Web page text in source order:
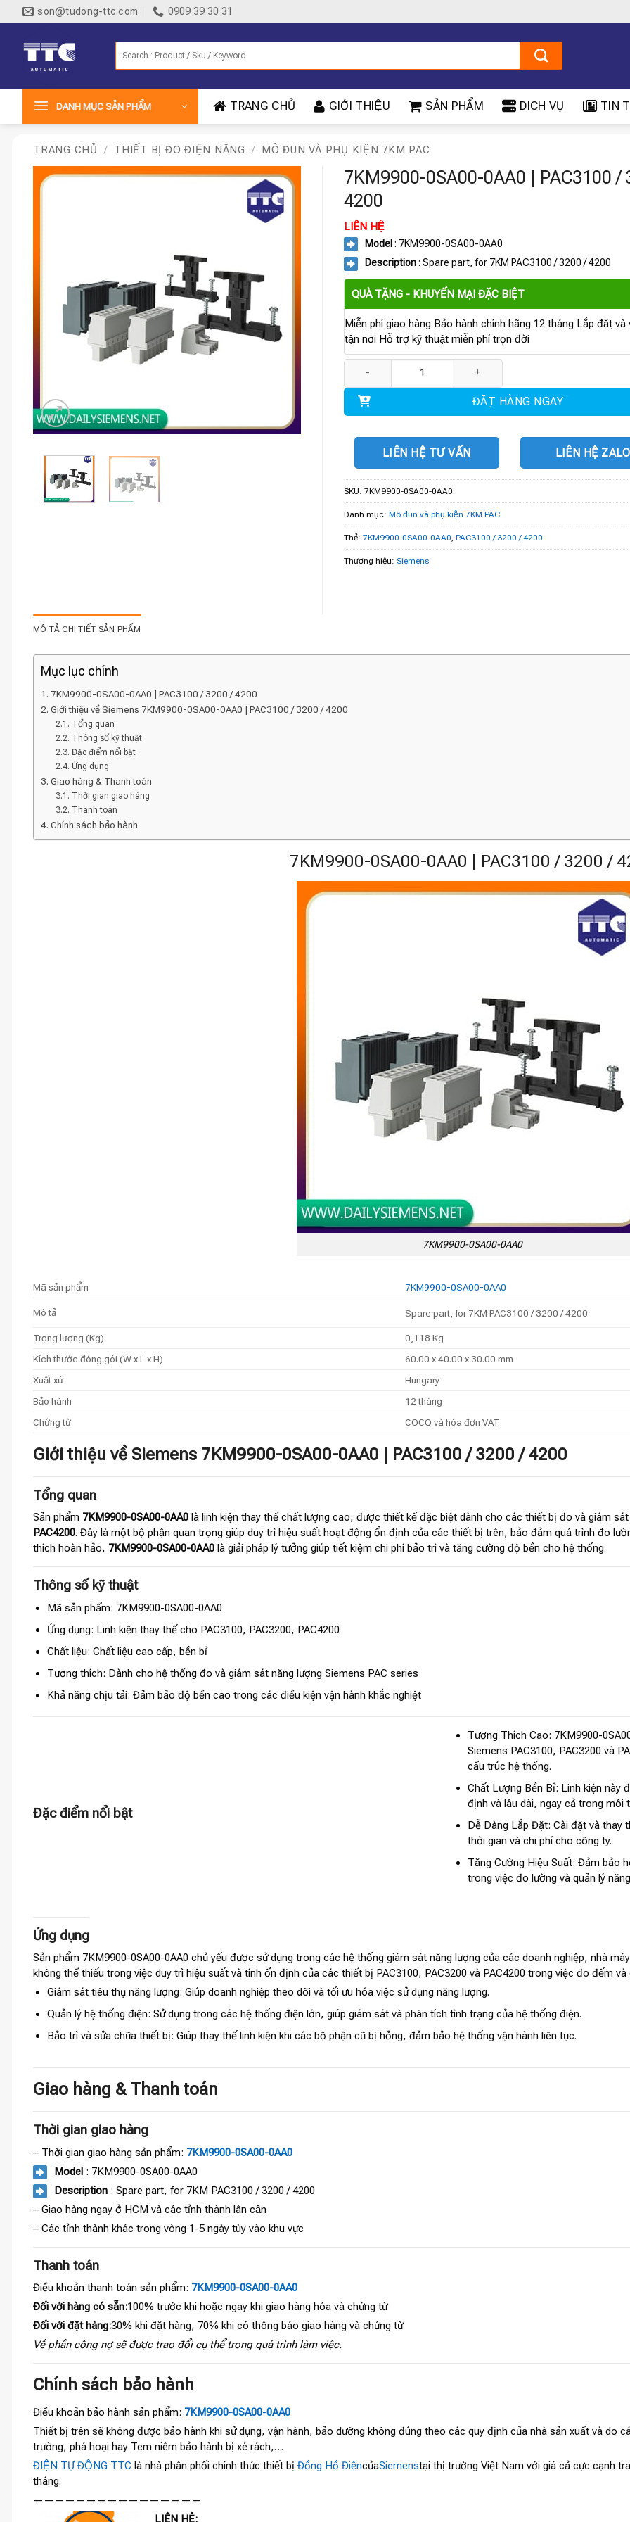
qua
son@tudong-ttc.com 0909 39 30 31
DANH MỤC SẢN PHẨM TRANG CHỦ GIỚI THIỆU SẢN PHẨM DICH VỤ TIN
TRANG CHỦ / THIẾT BỊ ĐO ĐIỆN NĂNG / MÔ ĐUN VÀ PHỤ KIỆN 7KM PAC
7KM9900-0SA00-0AA0 | PAC3100 /
4200
LIÊN HỆ
Model : 7KM9900-0SA00-0AA0
Description: Spare part, for 7KM PAC3100 / 3200 / 4200
QUÀ TẶNG - KHUYẾN MẠI ĐẶC BIỆT
Miễn phí giao hàng Bảo hành chính hãng 12 tháng Lắp đặt và
tận nơi Hỗ trợ kỹ thuật miễn phí trọn đời
ĐẶT HÀNG NGAY
LIÊN HỆ TƯ VẤN LIÊN HỆ ZALO
SKU: 7KM9900-0SA00-0AA0
Danh mục: Mô đun và phụ kiện 7KM PAC
Thẻ: 7KM9900-0SA00-0AA0 PAC3100 / 3200 / 4200
Thương hiệu: Siemens
MÔ TẢ CHI TIẾT SẢN PHẨM
Mục lục chính
7KM9900-0SA00-0AA0 | PAC3100 / 3200 / 4200
Giới thiệu về Siemens 7KM9900-0SA00-0AA0 | PAC3100 / 3200 / 4200
Tổng quan
Thông số kỹ thuật
Đặc điểm nổi bật
Ứng dụng
Giao hàng & Thanh toán
Thời gian giao hàng
Thanh toán
Chính sách bảo hành
7KM9900-0SA00-0AA0 | PAC3100 / 3200 /
7KM9900-0SA00-0AA0
Mã sản phẩm 7KM9900-0SA00-0AA0
Mô tả Spare part, for 7KM PAC3100 / 3200 / 4200
Trọng lượng (Kg)
0,118 Kg
Kích thước đóng gói (W x L x H)
60.00 x 40.00 x 30.00 mm
Xuất xứ
Hungary
Bảo hành
12 tháng
Chứng từ
COCQ và hóa đơn VAT
Giới thiệu về Siemens 7KM9900-0SA00-0AA0 | PAC3100 / 3200 / 4200
Tổng quan
Sản phẩm 7KM9900-0SA00-0AA0 là linh kiện thay thế chất lượng cao, được thiết kế đặc biệt dành cho các thiết bị đo và giám
PAC4200. Đây là một bộ phận quan trọng giúp duy trì hiệu suất hoạt động ổn định của các thiết bị trên, bảo đảm quá trình đo
thích hoàn hảo, 7KM9900-0SA00-0AA0 là giải pháp lý tưởng giúp tiết kiệm chi phí bảo trì và tăng cường độ bền cho hệ thống.
Thông số kỹ thuật
Mã sản phẩm: 7KM9900-0SA00-0AA0
Ứng dụng: Linh kiện thay thế cho PAC3100, PAC3200, PAC4200
Chất liệu: Chất liệu cao cấp, bền bỉ
Tương thích: Dành cho hệ thống đo và giám sát năng lượng Siemens PAC series
Khả năng chịu tải: Đảm bảo độ bền cao trong các điều kiện vận hành khắc nghiệt
Đặc điểm nổi bật
Tương Thích Cao: 7KM9900-
Siemens PAC3100, PAC3200 và
cấu trúc hệ thống.
Chất Lượng Bền Bỉ: Linh kiện này
định và lâu dài, ngay cả trong môi
Dễ Dàng Lắp Đặt: Cài đặt và thay
thời gian và chi phí cho công ty.
Tăng Cường Hiệu Suất: Đảm bảo
trong việc đo lường và quản lý
Ứng dụng
Sản phẩm 7KM9900-0SA00-0AA0 chủ yếu được sử dụng trong các hệ thống giám sát năng lượng của các doanh nghiệp, nhà
không thể thiếu trong việc duy trì hiệu suất và tính ổn định của các thiết bị PAC3100, PAC3200 và PAC4200 trong việc đo đếm và
Giám sát tiêu thụ năng lượng: Giúp doanh nghiệp theo dõi và tối ưu hóa việc sử dụng năng lượng.
Quản lý hệ thống điện: Sử dụng trong các hệ thống điện lớn, giúp giám sát và phân tích tình trạng của hệ thống điện.
Bảo trì và sửa chữa thiết bị: Giúp thay thế linh kiện khi các bộ phận cũ bị hỏng, đảm bảo hệ thống vận hành liên tục.
Giao hàng & Thanh toán
Thời gian giao hàng
– Thời gian giao hàng sản phẩm: 7KM9900-0SA00-0AA0
Model : 7KM9900-0SA00-0AA0
Description : Spare part, for 7KM PAC3100 / 3200 / 4200
– Giao hàng ngay ở HCM và các tỉnh thành lân cận
– Các tỉnh thành khác trong vòng 1-5 ngày tùy vào khu vực
Thanh toán
Điều khoản thanh toán sản phẩm: 7KM9900-0SA00-0AA0
Đối với hàng có sẵn:100% trước khi hoặc ngay khi giao hàng hóa và chứng từ
Đối với đặt hàng:30% khi đặt hàng, 70% khi có thông báo giao hàng và chứng từ
Về phần công nợ sẽ được trao đổi cụ thể trong quá trình làm việc.
Chính sách bảo hành
Điều khoản bảo hành sản phẩm: 7KM9900-0SA00-0AA0
Thiết bị trên sẽ không được bảo hành khi sử dụng, vận hành, bảo dưỡng không đúng theo các quy định của nhà sản xuất và do
trường, phá hoại hay Tem niêm bảo hành bị xé rách,…
ĐIỆN TỰ ĐỘNG TTC là nhà phân phối chính thức thiết bị Đồng Hồ ĐiệncủaSiemenstại thị trường Việt Nam với giá cả cực cạnh
tháng.
————————————————